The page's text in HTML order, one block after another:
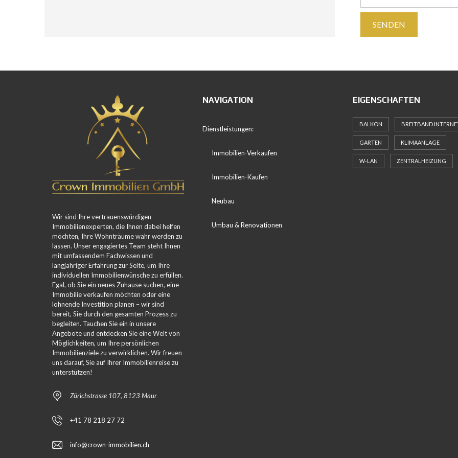
Wir sind Ihre vertrauenswürdigen
Immobilienexperten, die Ihnen dabei helfen
möchten, Ihre Wohnträume wahr werden zu
lassen. Unser engagiertes Team steht Ihnen
mit umfassendem Fachwissen und
langjähriger Erfahrung zur Seite, um Ihre
individuellen Immobilienwünsche zu erfüllen.
Egal, ob Sie ein neues Zuhause suchen, eine
Immobilie verkaufen möchten oder eine
lohnende Investition planen – wir sind
bereit, Sie durch den gesamten Prozess zu
begleiten. Tauchen Sie ein in unsere
Angebote und entdecken Sie eine Welt von
Möglichkeiten, um Ihre persönlichen
Immobilienziele zu verwirklichen. Wir freuen
uns darauf, Sie auf Ihrer Immobilienreise zu
unterstützen!
Zürichstrasse 107, 8123 Maur
+41 78 218 27 72
info@crown-immobilien.ch
NAVIGATION
Dienstleistungen:
Immobilien-Verkaufen
Immobilien-Kaufen
Neubau
Umbau & Renovationen
EIGENSCHAFTEN
BALKON BREITBAND
GARTEN KLIMAANLAGE
W-LAN ZENTRALHEIZUNG